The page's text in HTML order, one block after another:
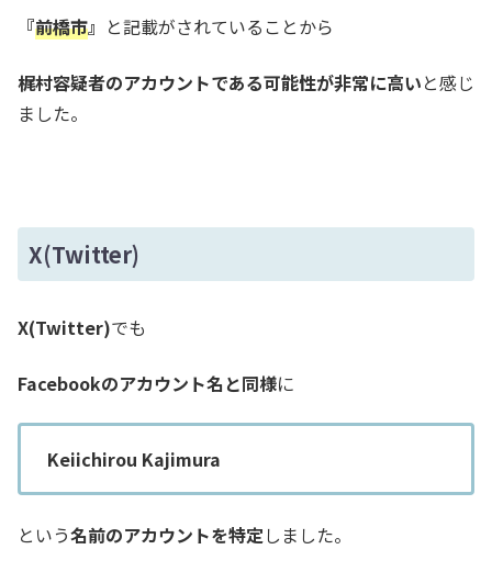
『前橋市』 と記載がされていることから
梶村容疑者のアカウントである可能性が非常に高いと感じ
ました。
X(Twitter)
X(Twitter)でも
Facebookのアカウント名と同様に
Keiichirou Kajimura
という名前のアカウントを特定しました。